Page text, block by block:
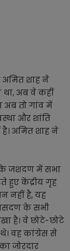
शाह ने
था, अब वे कहीं
अब तो गांव में
और शांति
है। अमित शाह ने
के जशदण में सभा
हुए केंद्रीय गृह
नहीं है, यह
के सभी
है। वे छोटे-छोटे
वह कांग्रेस से
जोरदार